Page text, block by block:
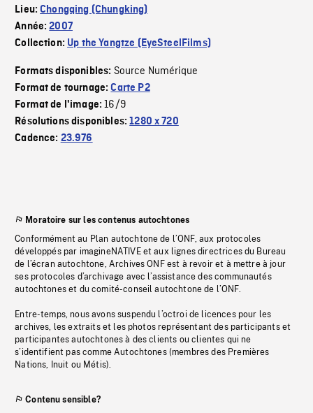
Lieu:Chongqing (Chungking)
Année:2007
Collection: Up the Yangtze (EyeSteelFilms)
Formats disponibles: Source Numérique
Format de tournage:Carte P2
Format de l'image:16/9
Résolutions disponibles:1280 x 720
Cadence: 23.976
Moratoire sur les contenus autochtones
Conformément au Plan autochtone de l’ONF, aux protocoles
développés par imagineNATIVE et aux lignes directrices du Bureau
de l’écran autochtone, Archives ONF est à revoir et à mettre à jour
ses protocoles d’archivage avec l’assistance des communautés
autochtones et du comité-conseil autochtone de l’ONF.
Entre-temps, nous avons suspendu l’octroi de licences pour les
archives, les extraits et les photos représentant des participants et
participantes autochtones à des clients ou clientes qui ne
s’identifient pas comme Autochtones (membres des Premières
Nations, Inuit ou Métis).
Contenu sensible?